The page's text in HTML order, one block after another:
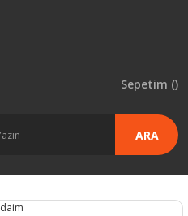
ARA
Sepetim ()